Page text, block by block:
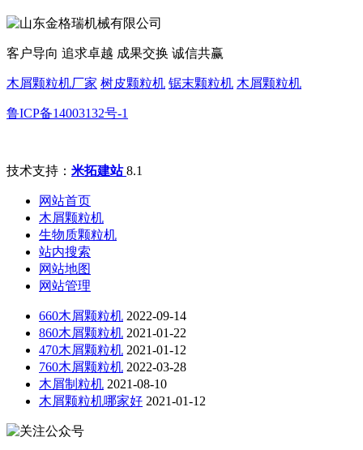
客户导向 追求卓越 成果交换 诚信共赢
木屑颗粒机厂家 树皮颗粒机 锯末颗粒机 木屑颗粒机
鲁ICP备14003132号-1
技术支持： 米拓建站8.1
网站首页
木屑颗粒机
生物质颗粒机
站内搜索
网站地图
网站管理
660木屑颗粒机 2022-09-14
860木屑颗粒机 2021-01-22
470木屑颗粒机 2021-01-12
760木屑颗粒机 2022-03-28
木屑制粒机 2021-08-10
木屑颗粒机哪家好 2021-01-12